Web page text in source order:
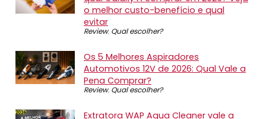
o melhor custo-benefício e qual
evitar
Review, Qual escolher?
Os 5 Melhores Aspiradores
Automotivos 12V de 2026: Qual Vale a
Pena Comprar?
Review, Qual escolher?
Extratora WAP Aqua Cleaner vale a